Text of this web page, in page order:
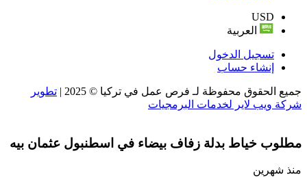
USD
العربية
تسجيل الدخول
إنشاء حساب
جميع الحقوق محفوظة لـ فرص عمل في تركيا © 2025 |
تطوير
شركة ويب لاير لخدمات البرمجيات
مطلوب خياط بدلة زفاف بيضاء في اسطنبول عثمان بيه
منذ شهرين